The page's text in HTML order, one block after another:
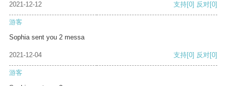
2021-12-12 支持[0] 反对[0]
游客
Sophia sent you 2 messa
2021-12-04 支持[0] 反对[0]
游客